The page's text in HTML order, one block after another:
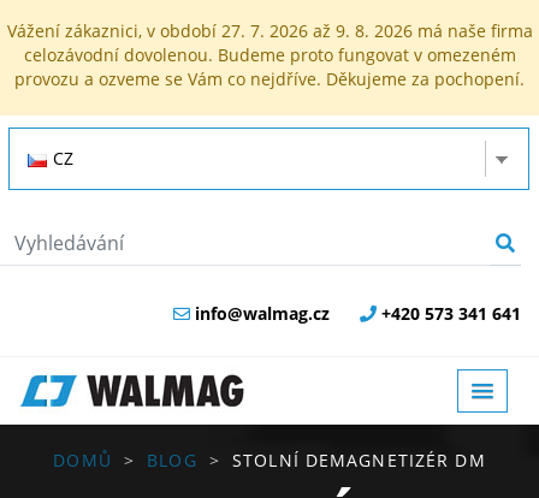
Vážení zákaznici, v období 27. 7. 2026 až 9. 8. 2026 má naše firma
celozávodní dovolenou. Budeme proto fungovat v omezeném
provozu a ozveme se Vám co nejdříve. Děkujeme za pochopení.
CZ
+420 573 341 641
info@walmag.cz
DOMŮ BLOG STOLNÍ DEMAGNETIZÉR DM